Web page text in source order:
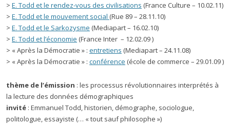
> E. Todd et le rendez-vous des civilisations (France Culture – 10.02.11)
> E. Todd et le mouvement social (Rue 89 – 28.11.10)
> E. Todd et le Sarkozysme (Mediapart – 16.02.10)
> E. Todd et l’économie (France Inter – 12.02.09 )
> « Après la Démocratie » : entretiens (Mediapart – 24.11.08)
> « Après la Démocratie » : conférence (école de commerce – 29.01.09 )
thème de l’émission : les processus révolutionnaires interprétés à
la lecture des données démographiques
invité : Emmanuel Todd, historien, démographe, sociologue,
politologue, essayiste (… « tout sauf philosophe »)